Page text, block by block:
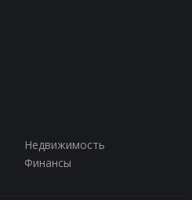
Недвижимость
Финансы